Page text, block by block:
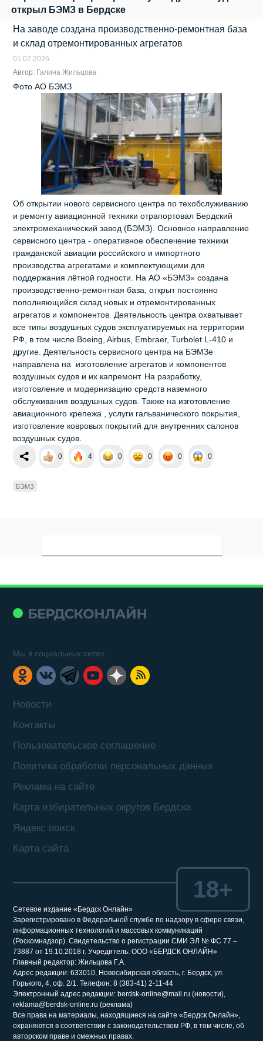
открыл БЭМЗ в Бердске
На заводе создана производственно-ремонтная база
и склад отремонтированных агрегатов
01.07.2026
Автор: Галина Жильцова
Фото АО БЭМЗ
Об открытии нового сервисного центра по техобслуживанию
и ремонту авиационной техники отрапортовал Бердский
электромеханический завод (БЭМЗ). Основное направление
сервисного центра - оперативное обеспечение техники
гражданской авиации российского и импортного
производства агрегатами и комплектующими для
поддержания лётной годности. На АО «БЭМЗ» создана
производственно-ремонтная база, открыт постоянно
пополняющийся склад новых и отремонтированных
агрегатов и компонентов. Деятельность центра охватывает
все типы воздушных судов эксплуатируемых на территории
РФ, в том числе Boeing, Airbus, Embraer, Turbolet L-410 и
другие. Деятельность сервисного центра на БЭМЗе
направлена на изготовление агрегатов и компонентов
воздушных судов и их капремонт. На разработку,
изготовление и модернизацию средств наземного
обслуживания воздушных судов. Также на изготовление
авиационного крепежа , услуги гальванического покрытия,
изготовление ковровых покрытий для внутренних салонов
воздушных судов.
0 4 0 0 0 0
БЭМЗ
Новости
Контакты
Пользовательское соглашение
Политика обработки персональных данных
Реклама на сайте
Карта избирательных округов Бердска
Яндекс поиск
Карта сайта
Мы в социальных сетях
Сетевое издание «Бердск Онлайн»
Зарегистрировано в Федеральной службе по надзору в сфере связи,
информационных технологий и массовых коммуникаций
(Роскомнадзор). Свидетельство о регистрации СМИ ЭЛ № ФС 77 –
73887 от 19.10.2018 г. Учредитель: ООО «БЕРДСК ОНЛАЙН»
Главный редактор: Жильцова Г.А.
Адрес редакции: 633010, Новосибирская область, г. Бердск, ул.
Горького, 4, оф. 2/1. Телефон: 8 (383-41) 2-11-44
Электронный адрес редакции: berdsk-online@mail.ru (новости),
reklama@berdsk-online.ru (реклама)
Все права на материалы, находящиеся на сайте «Бердск Онлайн»,
охраняются в соответствии с законодательством РФ, в том числе, об
авторском праве и смежных правах.
18+